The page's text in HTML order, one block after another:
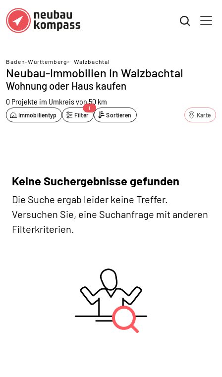
Baden-Württemberg> Walzbachtal
Neubau-Immobilien in Walzbachtal
Wohnung oder Haus kaufen
0 Projekte im Umkreis von 50 km
Immobilientyp Filter
1
Sortieren Karte
Keine Suchergebnisse gefunden
Die Suche ergab leider keine Treffer.
Versuchen Sie, eine Suchanfrage mit anderen
Filterkriterien.